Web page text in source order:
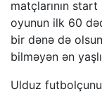
matçlarının
oyunun ilk 60
bir dənə də
bilməyən ən
Ulduz